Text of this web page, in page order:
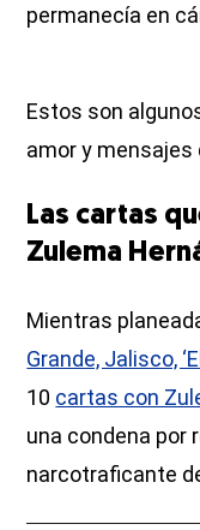
permanecía en
Estos son
amor y mensajes
Las cartas
Zulema
Mientras
Grande, Jalisco,
10 cartas con
una condena por
narcotraficante